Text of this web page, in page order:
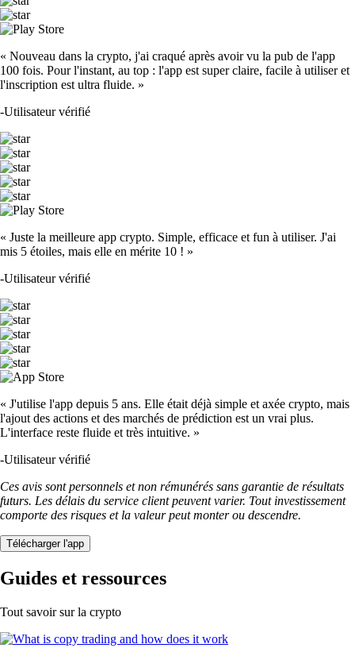
« Nouveau dans la crypto, j'ai craqué après avoir vu la pub de l'app
100 fois. Pour l'instant, au top : l'app est super claire, facile à utiliser et
l'inscription est ultra fluide. »
-Utilisateur vérifié
« Juste la meilleure app crypto. Simple, efficace et fun à utiliser. J'ai
mis 5 étoiles, mais elle en mérite 10 ! »
-Utilisateur vérifié
« J'utilise l'app depuis 5 ans. Elle était déjà simple et axée crypto, mais
l'ajout des actions et des marchés de prédiction est un vrai plus.
L'interface reste fluide et très intuitive. »
-Utilisateur vérifié
Ces avis sont personnels et non rémunérés sans garantie de résultats
futurs. Les délais du service client peuvent varier. Tout investissement
comporte des risques et la valeur peut monter ou descendre.
Télécharger l'app
Guides et ressources
Tout savoir sur la crypto